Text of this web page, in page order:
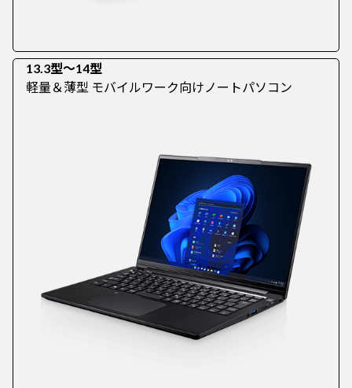
13.3型～14型
軽量＆薄型 モバイルワーク向けノートパソコン